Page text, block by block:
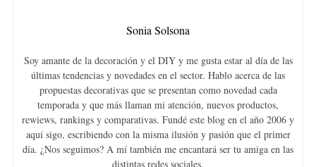
Sonia Solsona
Soy amante de la decoración y el DIY y me gusta estar al día de las
últimas tendencias y novedades en el sector. Hablo acerca de las
propuestas decorativas que se presentan como novedad cada
temporada y que más llaman mi atención, nuevos productos,
rewiews, rankings y comparativas. Fundé este blog en el año 2006 y
aquí sigo, escribiendo con la misma ilusión y pasión que el primer
día. ¿Nos seguimos? A mí también me encantará ser tu amiga en las
distintas redes sociales.